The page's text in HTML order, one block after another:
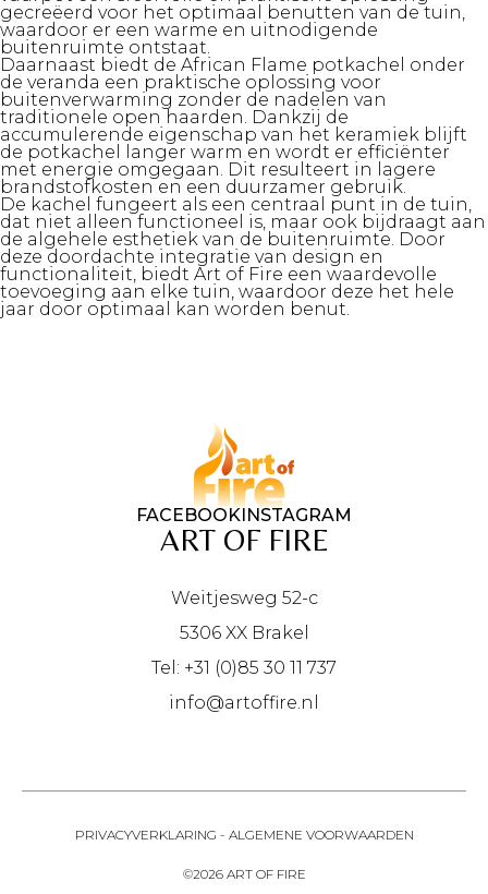
gecreëerd voor het optimaal benutten van de tuin,
waardoor er een warme en uitnodigende
buitenruimte ontstaat.
Daarnaast biedt de African Flame potkachel onder
de veranda een praktische oplossing voor
buitenverwarming zonder de nadelen van
traditionele open haarden. Dankzij de
accumulerende eigenschap van het keramiek blijft
de potkachel langer warm en wordt er efficiënter
met energie omgegaan. Dit resulteert in lagere
brandstofkosten en een duurzamer gebruik.
De kachel fungeert als een centraal punt in de tuin,
dat niet alleen functioneel is, maar ook bijdraagt aan
de algehele esthetiek van de buitenruimte. Door
deze doordachte integratie van design en
functionaliteit, biedt Art of Fire een waardevolle
toevoeging aan elke tuin, waardoor deze het hele
jaar door optimaal kan worden benut.
FACEBOOKINSTAGRAM
ART OF FIRE
Weitjesweg 52-c
5306 XX Brakel
Tel: +31 (0)85 30 11 737
info@artoffire.nl
PRIVACYVERKLARING - ALGEMENE VOORWAARDEN
©2026 ART OF FIRE